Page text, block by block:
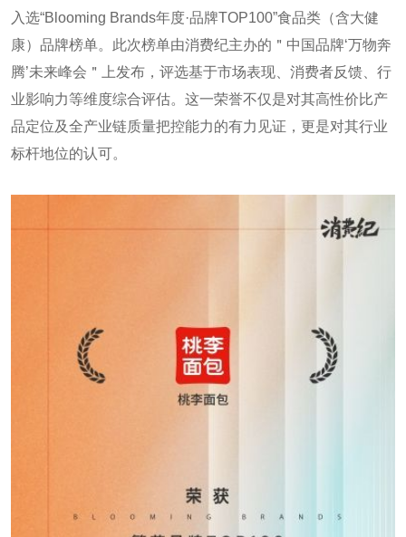
入选“Blooming Brands年度·品牌TOP100”食品类（含大健
康）品牌榜单。此次榜单由消费纪主办的＂中国品牌‘万物奔
腾’未来峰会＂上发布，评选基于市场表现、消费者反馈、行
业影响力等维度综合评估。这一荣誉不仅是对其高性价比产
品定位及全产业链质量把控能力的有力见证，更是对其行业
标杆地位的认可。